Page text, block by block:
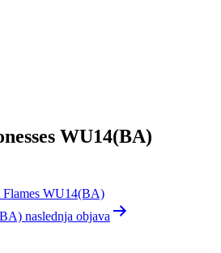
WU14(BA)
Flames WU14(BA)
naslednja objava